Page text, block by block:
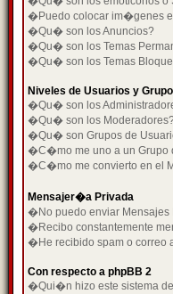
�Puedo colocar im�genes
�Qu� son los Anuncios?
�Qu� son los Temas
�Qu� son los Temas
Niveles de Usuarios y
�Qu� son los
�Qu� son los
�Qu� son Grupos de
�C�mo me uno a un Grupo
�C�mo me convierto en el
Mensajer�a Privada
�No puedo enviar Mensajes
�Recibo constantemente
�He recibido spam o correo
Con respecto a phpBB 2
�Qui�n hizo este sistema